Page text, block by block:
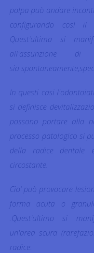
polpa può andare
configurando così il
Quest'ultima si
all'assunzione
sia
In questi casi
si definisce
possono portare alla
processo patologico si
della radice dentale
circostante.
Cio’ può provocare
forma acuta o
.Quest'ultimo si
un'area scura
radice.